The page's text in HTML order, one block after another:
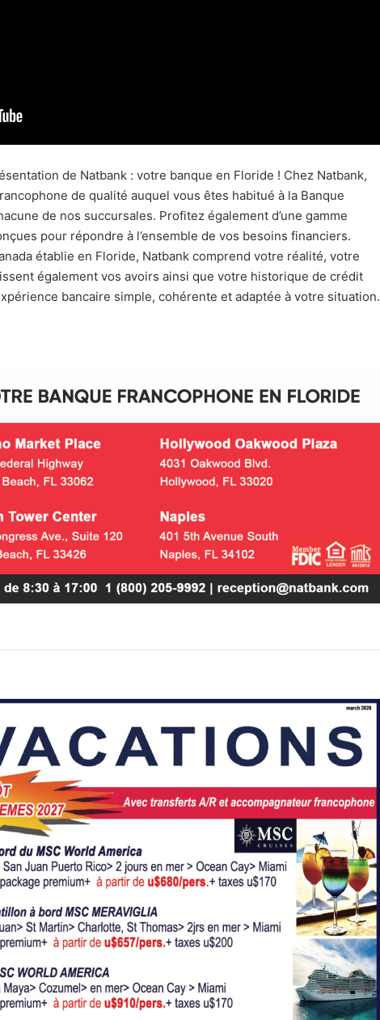
de Natbank : votre banque en Floride ! Chez Natbank,
de qualité auquel vous êtes habitué à la Banque
de nos succursales. Profitez également d’une gamme
pour répondre à l’ensemble de vos besoins financiers.
établie en Floride, Natbank comprend votre réalité, votre
également vos avoirs ainsi que votre historique de crédit
bancaire simple, cohérente et adaptée à votre situation.